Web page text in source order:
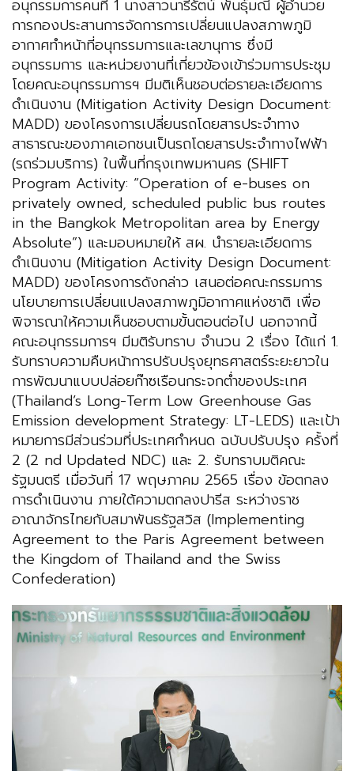
อนุกรรมการคนที่ 1 นางสาวนารีรัตน์ พันธุ์มณี ผู้อำนวย
การกองประสานการจัดการการเปลี่ยนแปลงสภาพภูมิ
อากาศทำหน้าที่อนุกรรมการและเลขานุการ ซึ่งมี
อนุกรรมการ และหน่วยงานที่เกี่ยวข้องเข้าร่วมการประชุม
โดยคณะอนุกรรมการฯ มีมติเห็นชอบต่อรายละเอียดการ
ดำเนินงาน (Mitigation Activity Design Document:
MADD) ของโครงการเปลี่ยนรถโดยสารประจำทาง
สาธารณะของภาคเอกชนเป็นรถโดยสารประจำทางไฟฟ้า
(รถร่วมบริการ) ในพื้นที่กรุงเทพมหานคร (SHIFT
Program Activity: “Operation of e-buses on
privately owned, scheduled public bus routes
in the Bangkok Metropolitan area by Energy
Absolute”) และมอบหมายให้ สผ. นำรายละเอียดการ
ดำเนินงาน (Mitigation Activity Design Document:
MADD) ของโครงการดังกล่าว เสนอต่อคณะกรรมการ
นโยบายการเปลี่ยนแปลงสภาพภูมิอากาศแห่งชาติ เพื่อ
พิจารณาให้ความเห็นชอบตามขั้นตอนต่อไป นอกจากนี้
คณะอนุกรรมการฯ มีมติรับทราบ จำนวน 2 เรื่อง ได้แก่ 1.
รับทราบความคืบหน้าการปรับปรุงยุทธศาสตร์ระยะยาวใน
การพัฒนาแบบปล่อยก๊าซเรือนกระจกต่ำของประเทศ
(Thailand’s Long-Term Low Greenhouse Gas
Emission development Strategy: LT-LEDS) และเป้า
หมายการมีส่วนร่วมที่ประเทศกำหนด ฉบับปรับปรุง ครั้งที่
2 (2 nd Updated NDC) และ 2. รับทราบมติคณะ
รัฐมนตรี เมื่อวันที่ 17 พฤษภาคม 2565 เรื่อง ข้อตกลง
การดำเนินงาน ภายใต้ความตกลงปารีส ระหว่างราช
อาณาจักรไทยกับสมาพันธรัฐสวิส (Implementing
Agreement to the Paris Agreement between
the Kingdom of Thailand and the Swiss
Confederation)